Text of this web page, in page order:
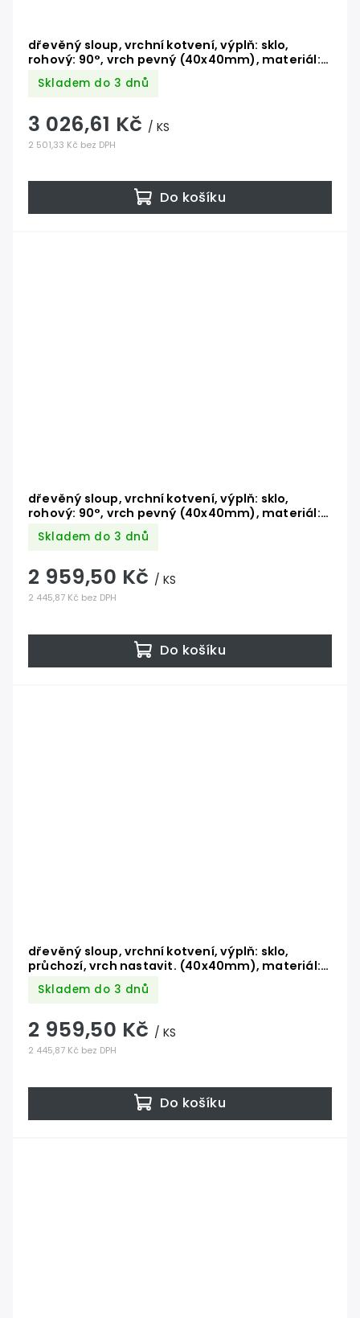
dřevěný sloup, vrchní kotvení, výplň: sklo,
rohový: 90°, vrch pevný (40x40mm), materiál:
buk, broušený povrch s nátěrem BORI
(bezbarvý)
Skladem do 3 dnů
2 501,33 Kč bez DPH
3 026,61 Kč / KS
Do košíku
dřevěný sloup, vrchní kotvení, výplň: sklo,
rohový: 90°, vrch pevný (40x40mm), materiál:
buk, broušený povrch bez nátěru
Skladem do 3 dnů
2 445,87 Kč bez DPH
2 959,50 Kč / KS
Do košíku
dřevěný sloup, vrchní kotvení, výplň: sklo,
průchozí, vrch nastavit. (40x40mm), materiál:
buk, broušený povrch s nátěrem BORI
(bezbarvý)
Skladem do 3 dnů
2 445,87 Kč bez DPH
2 959,50 Kč / KS
Do košíku